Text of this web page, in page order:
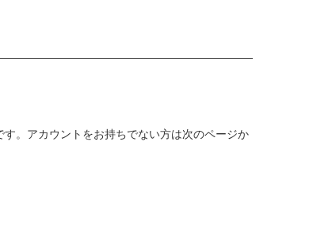
。アカウントをお持ちでない方は次のページか